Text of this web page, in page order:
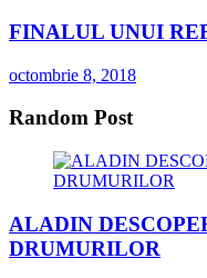
FINALUL UNUI
octombrie 8, 2018
Random Post
ALADIN
DRUMURILOR